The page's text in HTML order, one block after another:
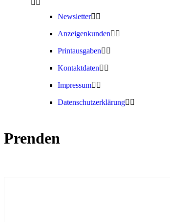
Newsletter
Anzeigenkunden
Printausgaben
Kontaktdaten
Impressum
Datenschutzerklärung
Prenden